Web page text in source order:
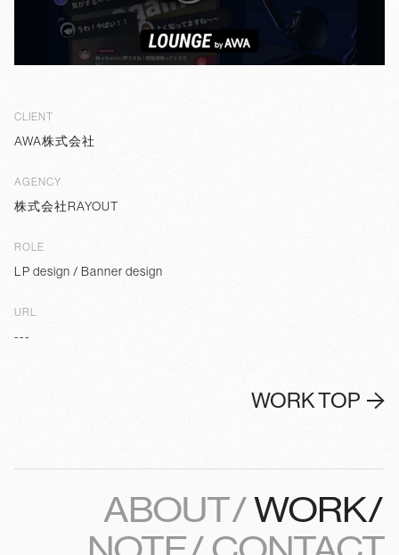
CLIENT
AWA株式会社
AGENCY
株式会社RAYOUT
ROLE
LP design / Banner design
URL
---
WORK TOP
ABOUT WORK